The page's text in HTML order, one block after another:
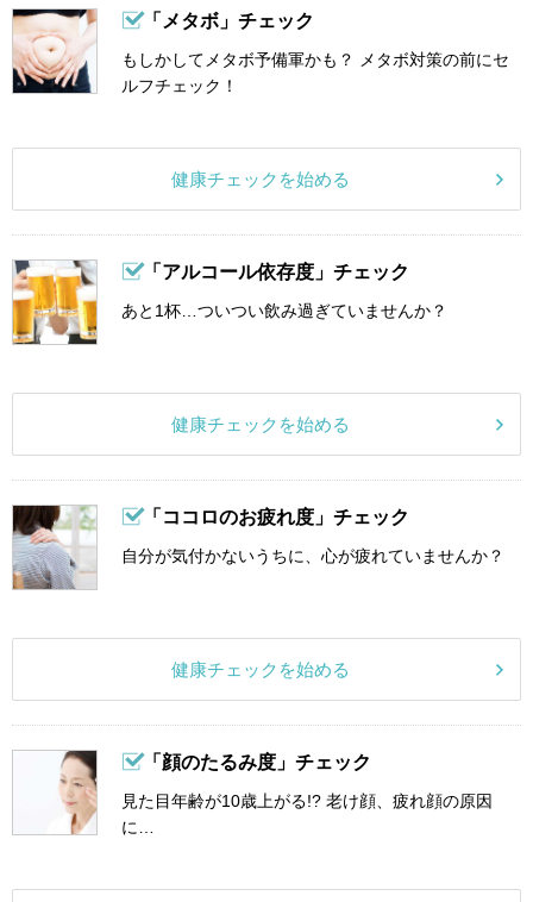
「メタボ」チェック
もしかしてメタボ予備軍かも？ メタボ対策の前にセ
ルフチェック！
健康チェックを始める
「アルコール依存度」チェック
あと1杯…ついつい飲み過ぎていませんか？
健康チェックを始める
「ココロのお疲れ度」チェック
自分が気付かないうちに、心が疲れていませんか？
健康チェックを始める
「顔のたるみ度」チェック
見た目年齢が10歳上がる!? 老け顔、疲れ顔の原因
に…